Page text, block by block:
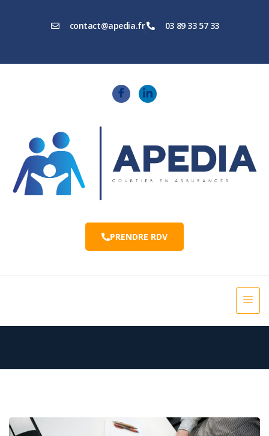
contact@apedia.fr 03 89 33 57 33
PRENDRE RDV